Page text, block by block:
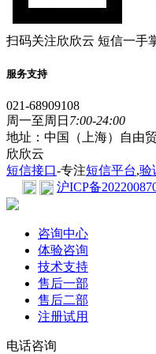
扫码关注欣欣云 短信一手
服务支持
021-68909108
周一至周日 7:00-24:00
地址：中国（上海）自由
欣欣云
短信接口-专注短信平台,验
沪ICP备
咨询中心
体验咨询
技术支持
售后一部
售后二部
注册试用
电话咨询